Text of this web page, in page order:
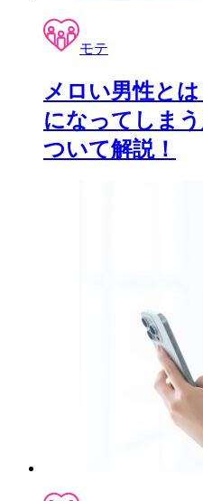
モテ
メロい男性と
になってしま
ついて解説！